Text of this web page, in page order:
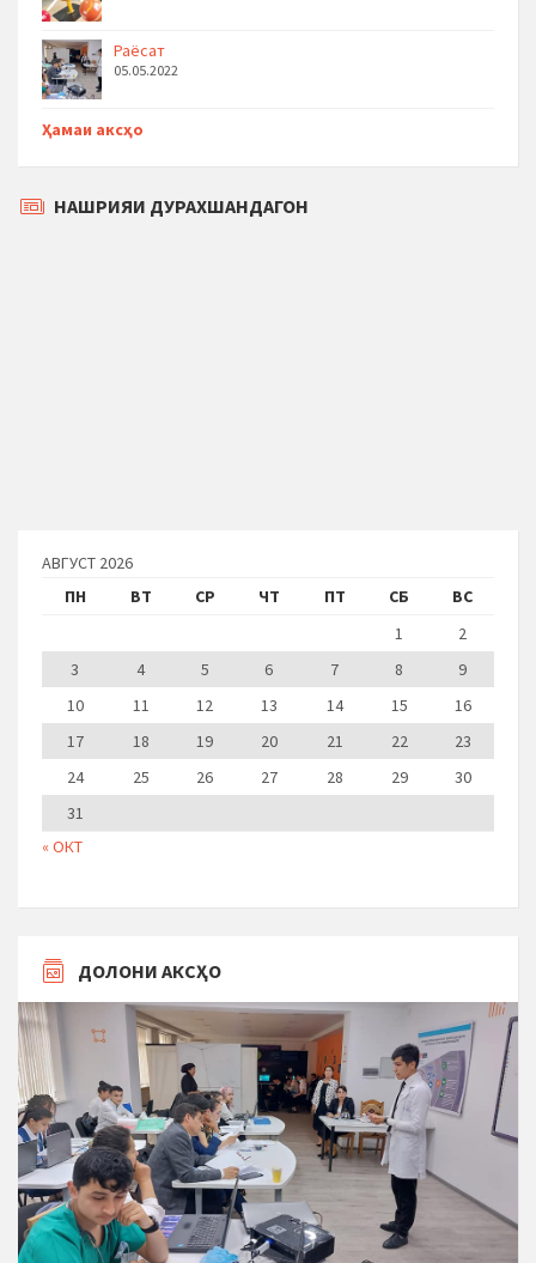
Раёсат
05.05.2022
Ҳамаи аксҳо
НАШРИЯИ ДУРАХШАНДАГОН
АВГУСТ 2026
ПН
ВТ СР ЧТ ПТ СБ ВС
« ОКТ
1
2
3
4 5 6 7 8
9
10
11 12 13 14 15
16
17
18 19 20 21 22
23
24
25 26 27 28 29
30
31
ДОЛОНИ АКСҲО